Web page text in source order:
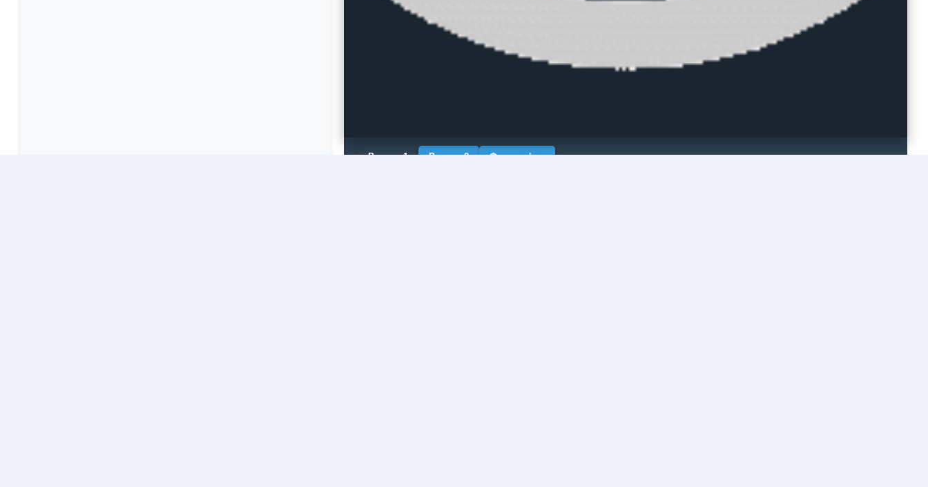
Рендер 1 Рендер 2 Фотография